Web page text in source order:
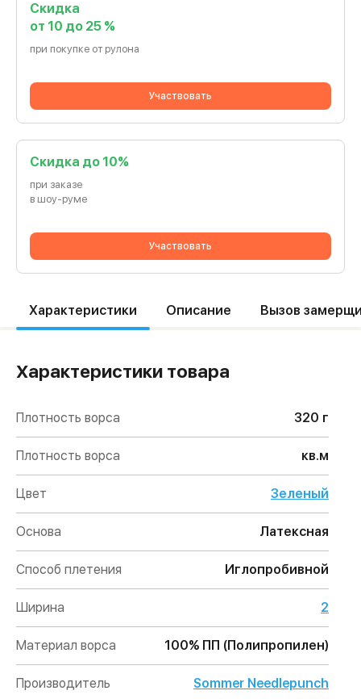
Скидка
от 10 до 25 %
при покупке от рулона
Участвовать
Cкидка до 10%
при заказе
в шоу-руме
Участвовать
Характеристики Описание Вызов
Характеристики товара
Плотность ворса 320 г
Плотность ворса кв.м
Цвет Зеленый
Основа Латексная
Способ плетения Иглопробивной
Ширина 2
Материал ворса 100% ПП (Полипропилен)
Производитель Sommer Needlepunch